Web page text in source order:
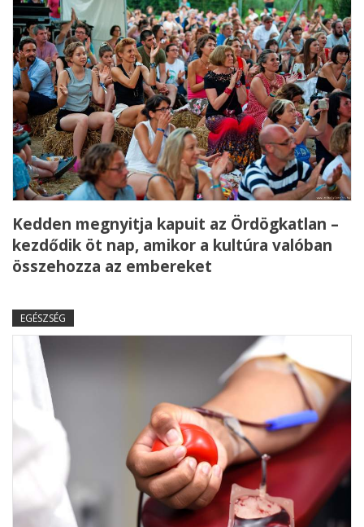
Kedden megnyitja kapuit az Ördögkatlan –
kezdődik öt nap, amikor a kultúra valóban
összehozza az embereket
EGÉSZSÉG